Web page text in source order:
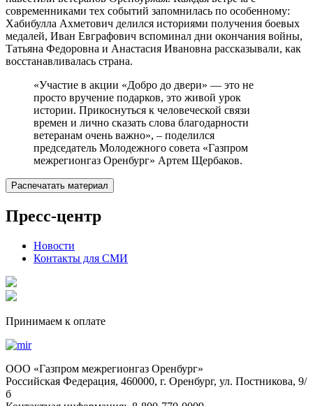
современниками тех событий запомнилась по особенному:
Хабибулла Ахметович делился историями получения боевых
медалей, Иван Евграфович вспоминал дни окончания войны,
Татьяна Федоровна и Анастасия Ивановна рассказывали, как
восстанавливалась страна.
«Участие в акции «Добро до двери» — это не
просто вручение подарков, это живой урок
истории. Прикоснуться к человеческой связи
времен и лично сказать слова благодарности
ветеранам очень важно», – поделился
председатель Молодежного совета «Газпром
межрегионгаз Оренбург» Артем Щербаков.
Распечатать материал
Пресс-центр
Новости
Контакты для СМИ
Принимаем к оплате
OOO «Газпром межрегионгаз Оренбург»
Российская Федерация, 460000, г. Оренбург, ул. Постникова, 9/
б